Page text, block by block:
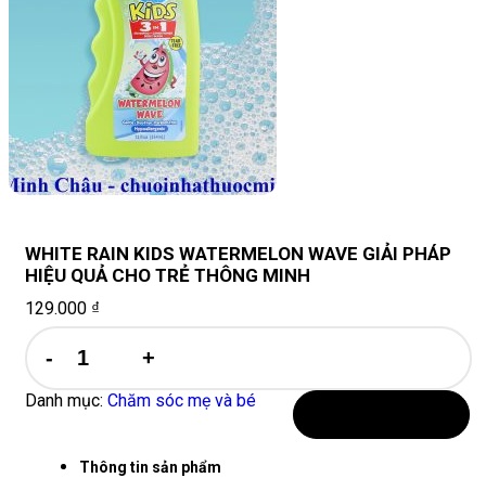
WHITE RAIN KIDS WATERMELON WAVE GIẢI PHÁP
HIỆU QUẢ CHO TRẺ THÔNG MINH
129.000 ₫
RAIN
WATERMELON
PHÁP
Danh mục: Chăm sóc mẹ và bé
Thông tin sản phẩm